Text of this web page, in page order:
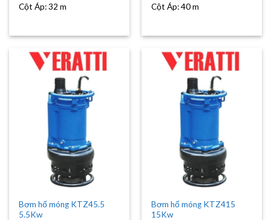
Cột Áp:32 m
Cột Áp:40 m
Bơm hố móng KTZ45.5
5.5Kw
Bơm hố móng KTZ415
15Kw